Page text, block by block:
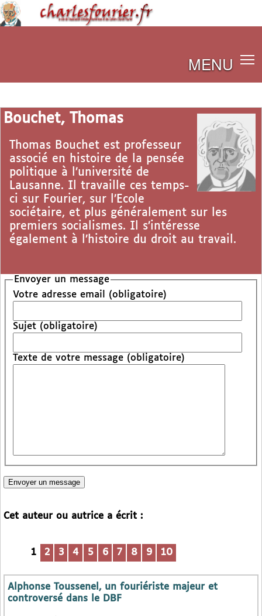
MENU
Bouchet, Thomas
Thomas Bouchet est professeur
associé en histoire de la pensée
politique à l’université de
Lausanne. Il travaille ces temps-
ci sur Fourier, sur l’Ecole
sociétaire, et plus généralement sur les
premiers socialismes. Il s’intéresse
également à l’histoire du droit au travail.
Envoyer un message
Votre adresse email (obligatoire)
Sujet (obligatoire)
Texte de votre message (obligatoire)
Cet auteur ou autrice a écrit :
1 2 3 4 5 6 7 8 9 10
Alphonse Toussenel, un fouriériste majeur et
controversé dans le DBF